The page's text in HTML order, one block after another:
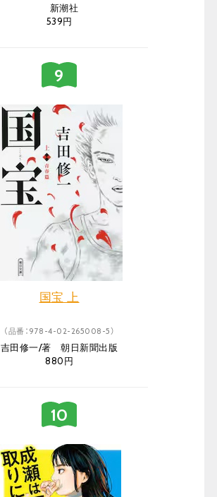
新潮社
539円
国宝 上
（品番：978-4-02-265008-5）
吉田修一/著 朝日新聞出版
880円